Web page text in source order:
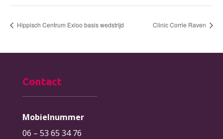
Hippisch Centrum Exloo basis wedstrijd Clinic Corrie Raven
Contact
Mobielnummer
06 – 53 65 34 76